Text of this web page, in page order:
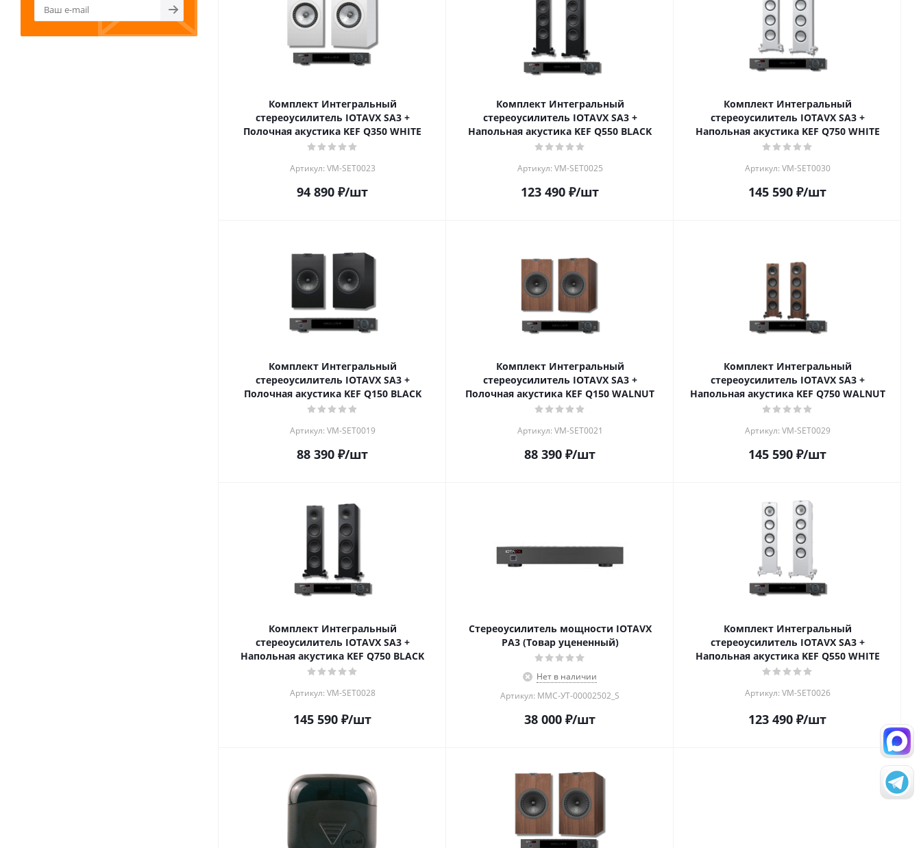
Комплект Интегральный
стереоусилитель IOTAVX SA3 +
Полочная акустика KEF Q350 WHITE
Артикул: VM-SET0023
94 890 ₽/шт
Комплект Интегральный
стереоусилитель IOTAVX SA3 +
Напольная акустика KEF Q550 BLACK
Артикул: VM-SET0025
123 490 ₽/шт
Комплект Интегральный
стереоусилитель IOTAVX SA3 +
Напольная акустика KEF Q750 WHITE
Артикул: VM-SET0030
145 590 ₽/шт
Комплект Интегральный
стереоусилитель IOTAVX SA3 +
Полочная акустика KEF Q150 BLACK
Артикул: VM-SET0019
88 390 ₽/шт
Комплект Интегральный
стереоусилитель IOTAVX SA3 +
Полочная акустика KEF Q150 WALNUT
Артикул: VM-SET0021
88 390 ₽/шт
Комплект Интегральный
стереоусилитель IOTAVX SA3 +
Напольная акустика KEF Q750 WALNUT
Артикул: VM-SET0029
145 590 ₽/шт
Комплект Интегральный
стереоусилитель IOTAVX SA3 +
Напольная акустика KEF Q750 BLACK
Артикул: VM-SET0028
145 590 ₽/шт
Стереоусилитель мощности IOTAVX
PA3 (Товар уцененный)
Нет в наличии
Артикул: MMC-УТ-00002502_S
38 000 ₽/шт
Комплект Интегральный
стереоусилитель IOTAVX SA3 +
Напольная акустика KEF Q550 WHITE
Артикул: VM-SET0026
123 490 ₽/шт